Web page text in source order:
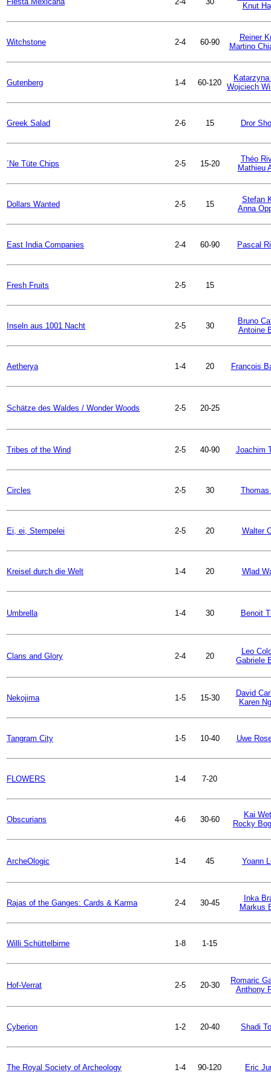
Knut
Witchstone 2-4 60-90
Reiner
Martino
Gutenberg 1-4 60-120 Wojciech
Greek Salad 2-6 15 Dror
´Ne Tüte Chips 2-5 15-20
Théo
Mathieu
Dollars Wanted 2-5 15
Stefan
Anna
East India Companies 2-4 60-90 Pascal
Fresh Fruits 2-5 15
Inseln aus 1001 Nacht 2-5 30
Bruno
Antoine
Aetherya 1-4 20 François
Schätze des Waldes / Wonder Woods 2-5 20-25
Tribes of the Wind 2-5 40-90 Joachim
Circles 2-5 30 Thomas
Ei, ei, Stempelei 2-5 20 Walter
Kreisel durch die Welt 1-4 20 Wlad
Umbrella 1-4 30 Benoit
Clans and Glory 2-4 20
Leo
Gabriele
Nekojima 1-5 15-30
David
Karen
Tangram City 1-5 10-40 Uwe
FLOWERS 1-4 7-20
Obscurians 4-6 30-60
Kai
Rocky
ArcheOlogic 1-4 45 Yoann
Rajas of the Ganges: Cards & Karma 2-4 30-45
Inka
Markus
Willi Schüttelbirne 1-8 1-15
Hof-Verrat 2-5 20-30
Romaric
Anthony
Cyberion 1-2 20-40 Shadi
The Royal Society of Archeology 1-4 90-120 Eric